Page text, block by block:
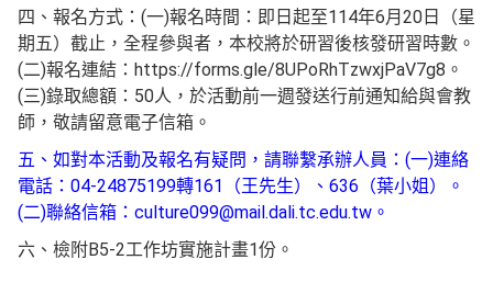
四、報名方式：(一)報名時間：即日起至114年6月20日（星
期五）截止，全程參與者，本校將於研習後核發研習時數。
(二)報名連結：https://forms.gle/8UPoRhTzwxjPaV7g8。
(三)錄取總額：50人，於活動前一週發送行前通知給與會教
師，敬請留意電子信箱。
五、如對本活動及報名有疑問，請聯繫承辦人員：(一)連絡
電話：04-24875199轉161（王先生）、636（葉小姐）。
(二)聯絡信箱：culture099@mail.dali.tc.edu.tw。
六、檢附B5-2工作坊實施計畫1份。